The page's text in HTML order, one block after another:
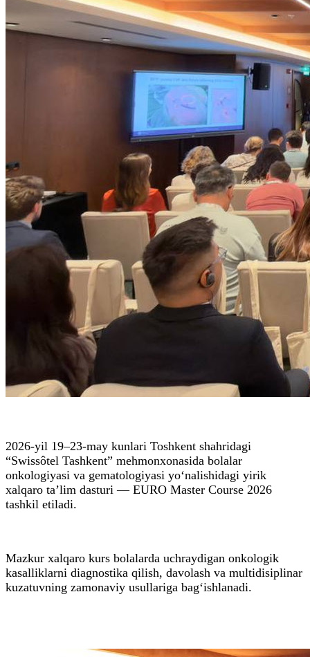
2026-yil 19–23-may kunlari Toshkent shahridagi
“Swissôtel Tashkent” mehmonxonasida bolalar
onkologiyasi va gematologiyasi yo‘nalishidagi yirik
xalqaro ta’lim dasturi — EURO Master Course 2026
tashkil etiladi.
Mazkur xalqaro kurs bolalarda uchraydigan onkologik
kasalliklarni diagnostika qilish, davolash va multidisiplinar
kuzatuvning zamonaviy usullariga bag‘ishlanadi.